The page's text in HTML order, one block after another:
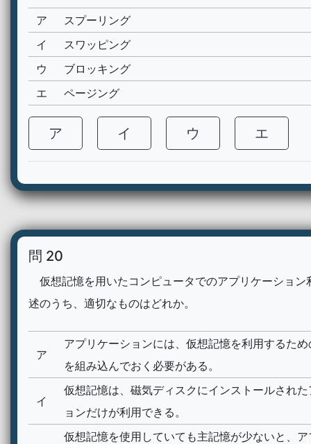
ア
スプーリング
イ
スワッピング
ウ
ブロッキング
エ
ページング
ア イ ウ エ
問 20
仮想記憶を用いたコンピュータでのアプリケーション
述のうち、適切なものはどれか。
ア
アプリケーションには、仮想記憶を利用するた
を組み込んでおく必要がある。
イ
仮想記憶は、磁気ディスクにインストールされ
ョンだけが利用できる。
仮想記憶を使用していても主記憶が少ないと、